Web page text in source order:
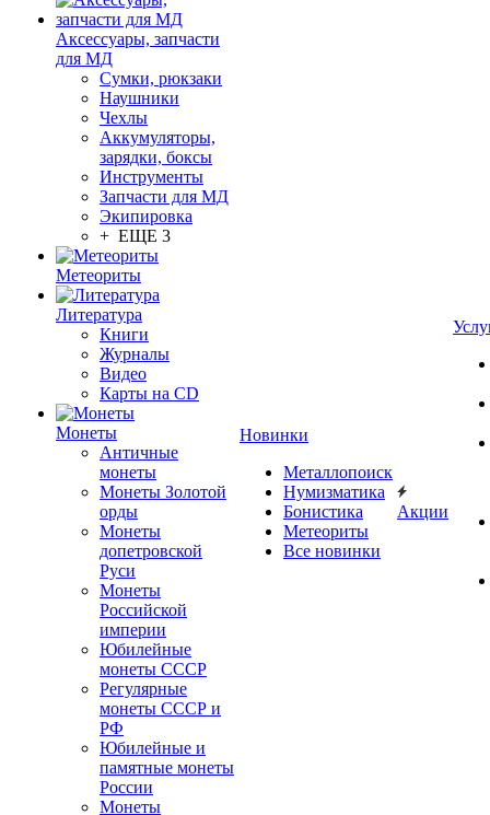
Аксессуары, запчасти
для МД
Сумки, рюкзаки
Наушники
Чехлы
Аккумуляторы,
зарядки, боксы
Инструменты
Запчасти для МД
Экипировка
+ ЕЩЕ 3
Метеориты
Литература
Книги
Журналы
Видео
Карты на CD
Монеты
Античные
монеты
Монеты Золотой
орды
Монеты
допетровской
Руси
Монеты
Российской
империи
Юбилейные
монеты СССР
Регулярные
монеты СССР и
РФ
Юбилейные и
памятные монеты
России
Монеты
Новинки
Металлопоиск
Нумизматика
Бонистика
Метеориты
Все новинки
Акции